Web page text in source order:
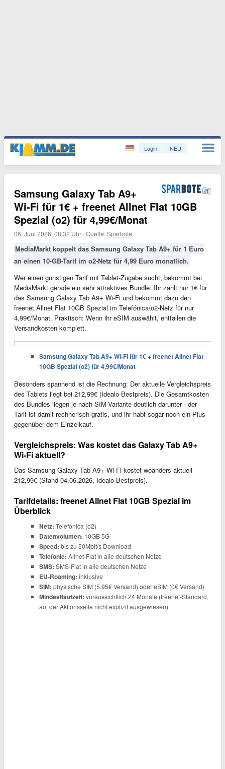
Login NEU
Samsung Galaxy Tab A9+
Wi-Fi für 1€ + freenet Allnet Flat 10GB
Spezial (o2) für 4,99€/Monat
06. Juni 2026, 08:32 Uhr ·Quelle:Sparbote
MediaMarkt koppelt das Samsung Galaxy Tab A9+ für 1 Euro
an einen 10-GB-Tarif im o2-Netz für 4,99 Euro monatlich.
Wer einen günstigen Tarif mit Tablet-Zugabe sucht, bekommt bei
MediaMarkt gerade ein sehr attraktives Bundle: Ihr zahlt nur 1€ für
das Samsung Galaxy Tab A9+ Wi-Fi und bekommt dazu den
freenet Allnet Flat 10GB Spezial im Telefónica/o2-Netz für nur
4,99€/Monat. Praktisch: Wenn ihr eSIM auswählt, entfallen die
Versandkosten komplett.
Samsung Galaxy Tab A9+ Wi-Fi für 1€ + freenet Allnet Flat
10GB Spezial (o2) für 4,99€/Monat
Besonders spannend ist die Rechnung: Der aktuelle Vergleichspreis
des Tablets liegt bei 212,99€ (Idealo-Bestpreis). Die Gesamtkosten
des Bundles liegen je nach SIM-Variante deutlich darunter - der
Tarif ist damit rechnerisch gratis, und ihr habt sogar noch ein Plus
gegenüber dem Einzelkauf.
Vergleichspreis: Was kostet das Galaxy Tab A9+
Wi-Fi aktuell?
Das Samsung Galaxy Tab A9+ Wi-Fi kostet woanders aktuell
212,99€ (Stand 04.06.2026, Idealo-Bestpreis).
Tarifdetails: freenet Allnet Flat 10GB Spezial im
Überblick
Netz: Telefónica (o2)
Datenvolumen: 10GB 5G
Speed: bis zu 50Mbit/s Download
Telefonie: Allnet-Flat in alle deutschen Netze
SMS: SMS-Flat in alle deutschen Netze
EU-Roaming: inklusive
SIM: physische SIM (5,95€ Versand) oder eSIM (0€ Versand)
Mindestlaufzeit: voraussichtlich 24 Monate (freenet-Standard,
auf der Aktionsseite nicht explizit ausgewiesen)